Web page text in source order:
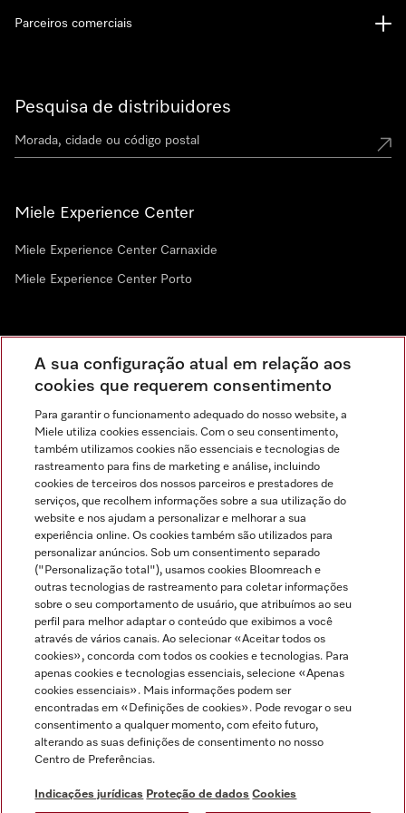
Pesquisa de distribuidores
Miele Experience Center
Miele Experience Center Carnaxide
Miele Experience Center Porto
Parceiros comerciais
Indicações jurídicas
Condições gerais
Proteção de dados
Condições de utilização
Canal de Ética
Formulário de livre resolução
Miele no Instagram
Miele no Facebook
Miele no Youtube
A sua configuração atual em relação aos
cookies que requerem consentimento
Para garantir o funcionamento adequado do nosso website, a
Miele utiliza cookies essenciais. Com o seu consentimento,
também utilizamos cookies não essenciais e tecnologias de
rastreamento para fins de marketing e análise, incluindo
cookies de terceiros dos nossos parceiros e prestadores de
serviços, que recolhem informações sobre a sua utilização do
website e nos ajudam a personalizar e melhorar a sua
experiência online. Os cookies também são utilizados para
personalizar anúncios. Sob um consentimento separado
("Personalização total"), usamos cookies Bloomreach e
outras tecnologias de rastreamento para coletar informações
sobre o seu comportamento de usuário, que atribuímos ao seu
perfil para melhor adaptar o conteúdo que exibimos a você
através de vários canais. Ao selecionar «Aceitar todos os
cookies», concorda com todos os cookies e tecnologias. Para
apenas cookies e tecnologias essenciais, selecione «Apenas
cookies essenciais». Mais informações podem ser
encontradas em «Definições de cookies». Pode revogar o seu
consentimento a qualquer momento, com efeito futuro,
alterando as suas definições de consentimento no nosso
Centro de Preferências.
Indicações jurídicas Proteção de dados Cookies